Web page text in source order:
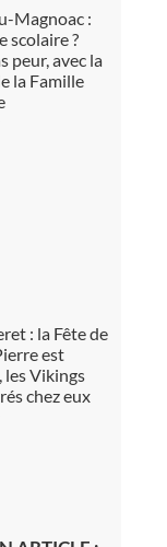
Magnoac :
scolaire ?
peur, avec la
la Famille
: la Fête de
est
les Vikings
chez eux